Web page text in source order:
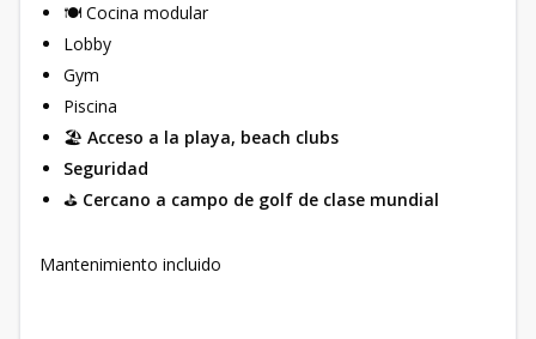
🍽️ Cocina modular
Lobby
Gym
Piscina
🏖️ Acceso a la playa, beach clubs
Seguridad
⛳ Cercano a campo de golf de clase mundial
Mantenimiento incluido